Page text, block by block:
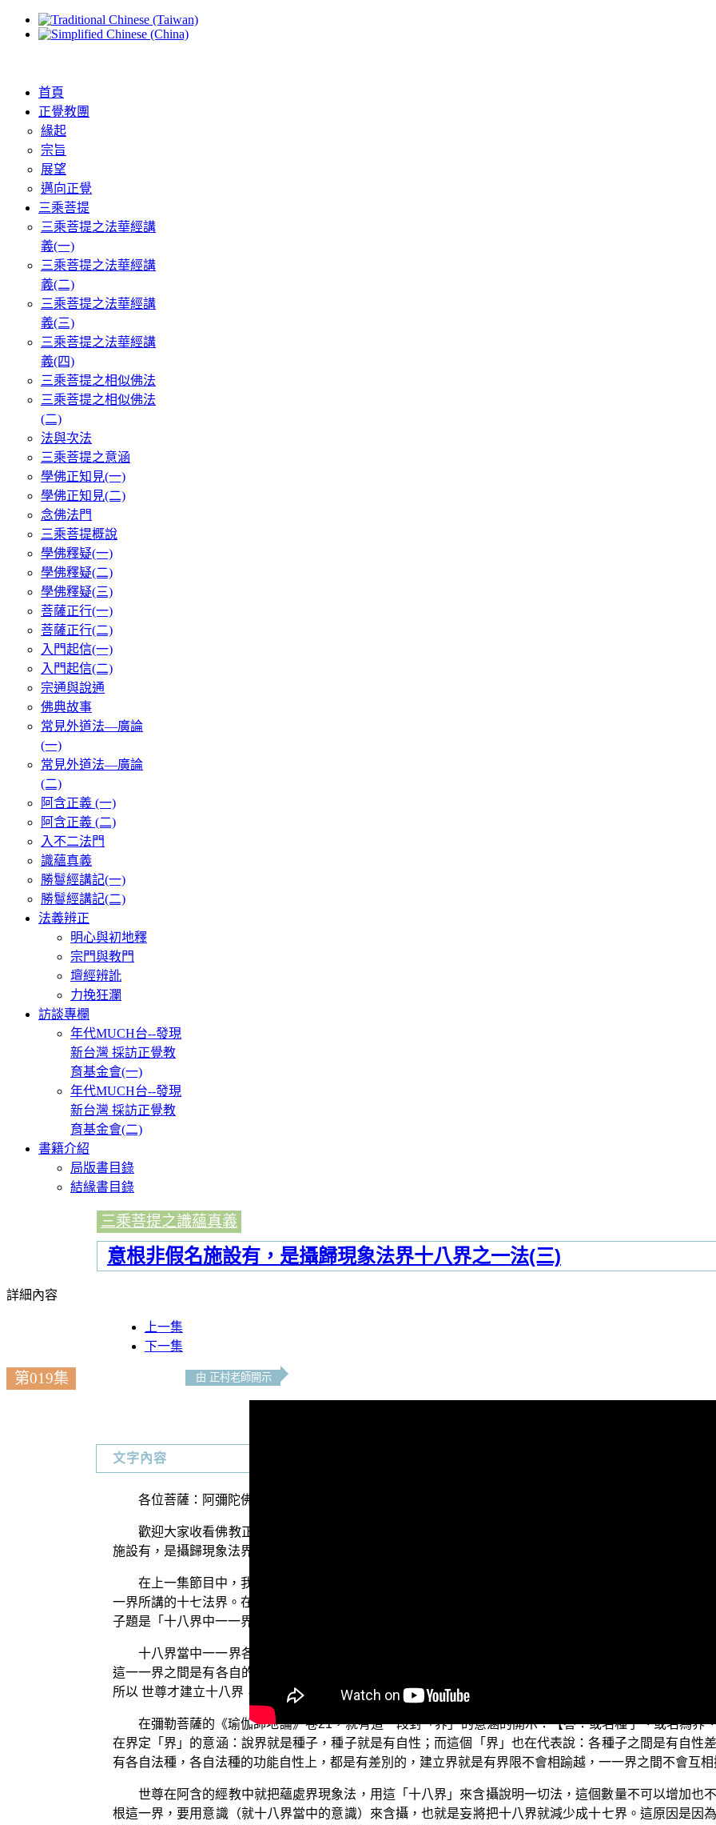
首頁
正覺教團
緣起
宗旨
展望
邁向正覺
三乘菩提
三乘菩提之法華經講
義(一)
三乘菩提之法華經講
義(二)
三乘菩提之法華經講
義(三)
三乘菩提之法華經講
義(四)
三乘菩提之相似佛法
三乘菩提之相似佛法
(二)
法與次法
三乘菩提之意涵
學佛正知見(一)
學佛正知見(二)
念佛法門
三乘菩提概說
學佛釋疑(一)
學佛釋疑(二)
學佛釋疑(三)
菩薩正行(一)
菩薩正行(二)
入門起信(一)
入門起信(二)
宗通與說通
佛典故事
常見外道法—廣論
(一)
常見外道法—廣論
(二)
阿含正義 (一)
阿含正義 (二)
入不二法門
識蘊真義
勝鬘經講記(一)
勝鬘經講記(二)
法義辨正
明心與初地釋
宗門與教門
壇經辨訛
力挽狂瀾
訪談專欄
年代MUCH台--發現
新台灣 採訪正覺教
育基金會(一)
年代MUCH台--發現
新台灣 採訪正覺教
育基金會(二)
書籍介紹
局版書目錄
結緣書目錄
三乘菩提之識蘊真義
意根非假名施設有，是攝歸現象法界十八界之一法(三)
詳細內容
上一集
下一集
第019集 由 正村老師開示
文字內容
各位菩薩：阿彌陀佛！
歡迎大家收看佛教正覺同修會所為您製作的三乘菩提系列電視弘法節目。這個單元是探討「三乘菩提
施設有，是攝歸現象法界十八界之一法〉，這是第三集的節目。
在上一集節目中，我們已經為大家舉出 佛在哪一些經文當中，已經有宣講十八法界，而且是具足宣說
一界所講的十七法界。在本文的第二項綱要的第三小點，我們要繼續為大家舉示 佛菩薩經論當中，曾經有
子題是「十八界中一一界各有法種，界者又名種子、界限、功能差別」。
十八界當中一一界各有各自法種，也有各自的自性，也就是都有它的功能差別。因為有差別，所以用
這一一界之間是有各自的法界界限，各界不會互相來攝屬。十八法界就是把「現象法界」用這十八界來含
所以 世尊才建立十八界，因為這樣才能夠具足含攝說明世間一切法。
在彌勒菩薩的《瑜伽師地論》卷21，就有這一段對「界」的意涵的開示：【答：或名種子、或名為界
在界定「界」的意涵：說界就是種子，種子就是有自性；而這個「界」也在代表說：各種子之間是有自性
有各自法種，各自法種的功能自性上，都是有差別的，建立界就是有界限不會相踰越，一一界之間不會互
世尊在阿含的經教中就把蘊處界現象法，用這「十八界」來含攝說明一切法，這個數量不可以增加也
根這一界，要用意識（就十八界當中的意識）來含攝，也就是妄將把十八界就減少成十七界。這原因是因